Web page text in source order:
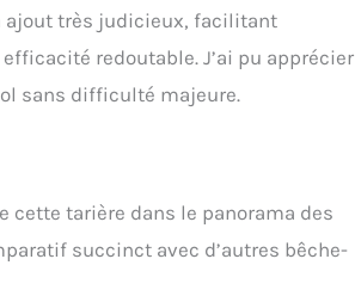
ajout très judicieux, facilitant
redoutable. J’ai pu apprécier
sans difficulté majeure.
cette tarière dans le panorama des
succinct avec d’autres bêche-